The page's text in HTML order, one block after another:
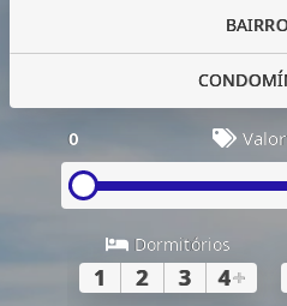
0
Dormitórios
1 2 3 4+